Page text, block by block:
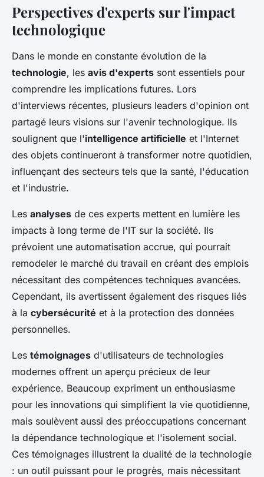
Perspectives d'experts sur l'impact
technologique
Dans le monde en constante évolution de la
technologie, les avis d'experts sont essentiels pour
comprendre les implications futures. Lors
d'interviews récentes, plusieurs leaders d'opinion ont
partagé leurs visions sur l'avenir technologique. Ils
soulignent que l'intelligence artificielle et l'Internet
des objets continueront à transformer notre quotidien,
influençant des secteurs tels que la santé, l'éducation
et l'industrie.
Les analyses de ces experts mettent en lumière les
impacts à long terme de l'IT sur la société. Ils
prévoient une automatisation accrue, qui pourrait
remodeler le marché du travail en créant des emplois
nécessitant des compétences techniques avancées.
Cependant, ils avertissent également des risques liés
à la cybersécurité et à la protection des données
personnelles.
Les témoignages d'utilisateurs de technologies
modernes offrent un aperçu précieux de leur
expérience. Beaucoup expriment un enthousiasme
pour les innovations qui simplifient la vie quotidienne,
mais soulèvent aussi des préoccupations concernant
la dépendance technologique et l'isolement social.
Ces témoignages illustrent la dualité de la technologie
: un outil puissant pour le progrès, mais nécessitant